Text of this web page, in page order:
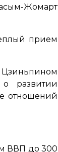
Жомарт
прием
Цзиньпином
развитии
отношений
ВВП до 300